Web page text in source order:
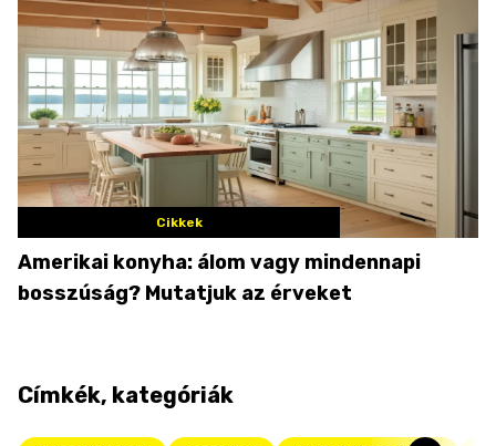
Cikkek
Amerikai konyha: álom vagy mindennapi
bosszúság? Mutatjuk az érveket
Címkék, kategóriák